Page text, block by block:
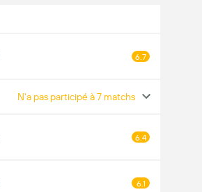
6.7
N'a pas participé à 7 matchs
6.4
6.1